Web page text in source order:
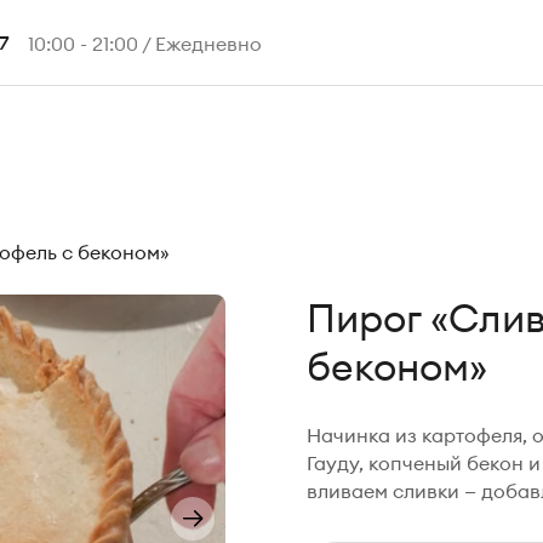
10:00 - 21:00 / Ежедневно
с беконом»
Пирог
беконом»
Начинка из картофеля,
Гауду, копченый бекон
вливаем сливки —